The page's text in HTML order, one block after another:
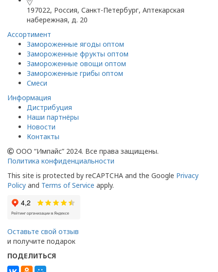
197022, Россия, Санкт-Петербург, Аптекарская
набережная, д. 20
Ассортимент
Замороженные ягоды оптом
Замороженные фрукты оптом
Замороженные овощи оптом
Замороженные грибы оптом
Смеси
Информация
Дистрибуция
Наши партнёры
Новости
Контакты
ООО “Импайс” 2024. Все права защищены.
Политика конфиденциальности
This site is protected by reCAPTCHA and the Google Privacy
Policy and Terms of Service apply.
Оставьте свой отзыв
и получите подарок
ПОДЕЛИТЬСЯ